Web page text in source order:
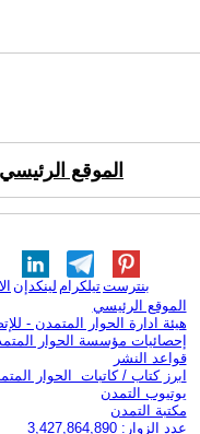
الموقع الرئيسي
لينكدإن تيلكرامبنترست
الموقع الرئيسي
هيئة ادارة الحوار المتمدن -
إحصائيات مؤسسة الحوار
قواعد النشر
ابرز كتاب / كاتبات الحوار
يوتيوب التمدن
مكتبة التمدن
عدد الزوار: 3,427,864,890